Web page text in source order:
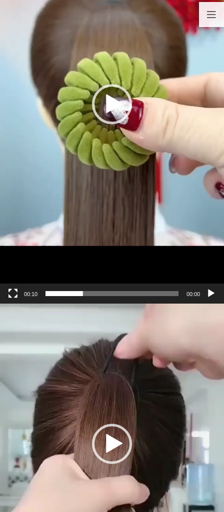
00:00
00:10